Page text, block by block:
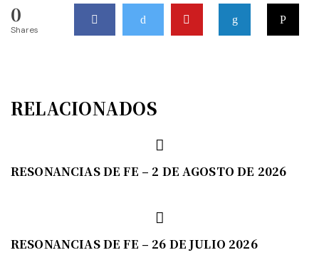
0
Shares
RELACIONADOS
RESONANCIAS DE FE – 2 DE AGOSTO DE 2026
RESONANCIAS DE FE – 26 DE JULIO 2026